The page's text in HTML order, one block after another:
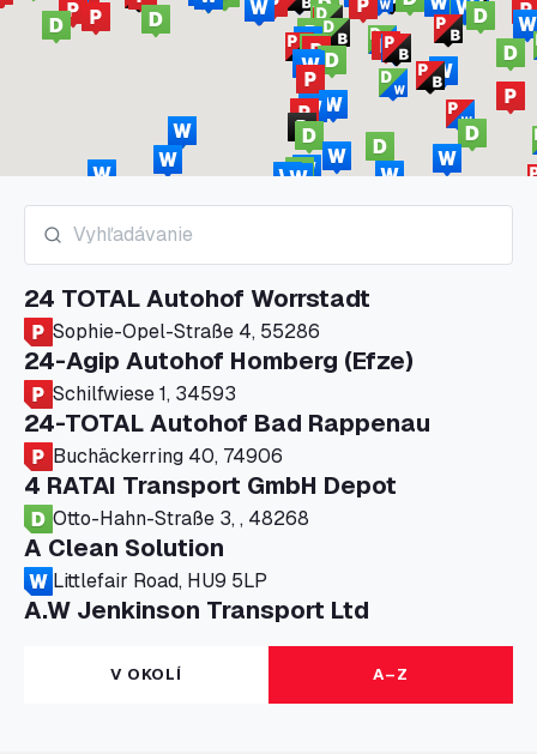
24 TOTAL Autohof Worrstadt
Sophie-Opel-Straße 4, 55286
24-Agip Autohof Homberg (Efze)
Schilfwiese 1, 34593
24-TOTAL Autohof Bad Rappenau
Buchäckerring 40, 74906
4 RATAI Transport GmbH Depot
Otto-Hahn-Straße 3, , 48268
A Clean Solution
Littlefair Road, HU9 5LP
A.W Jenkinson Transport Ltd
Progress House, ME11 5GA
A+G Nettetal - Depot Parking
Am Panneschopp 7, 41334
V OKOLÍ A–Z